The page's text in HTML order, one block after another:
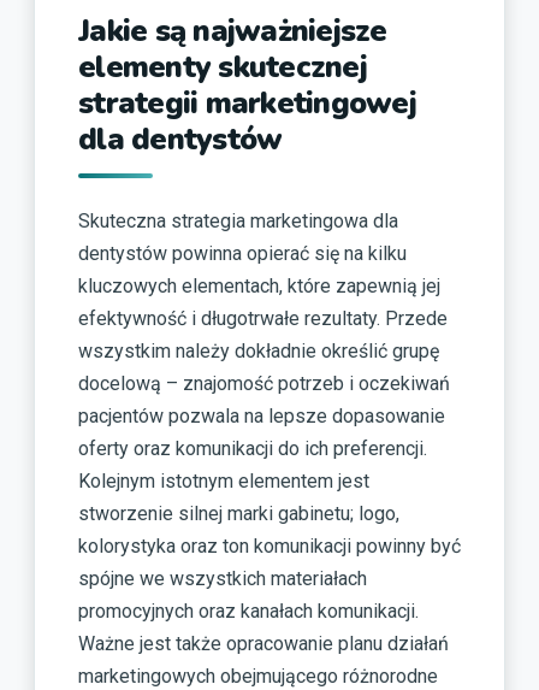
Jakie są najważniejsze
elementy skutecznej
strategii marketingowej
dla dentystów
Skuteczna strategia marketingowa dla
dentystów powinna opierać się na kilku
kluczowych elementach, które zapewnią jej
efektywność i długotrwałe rezultaty. Przede
wszystkim należy dokładnie określić grupę
docelową – znajomość potrzeb i oczekiwań
pacjentów pozwala na lepsze dopasowanie
oferty oraz komunikacji do ich preferencji.
Kolejnym istotnym elementem jest
stworzenie silnej marki gabinetu; logo,
kolorystyka oraz ton komunikacji powinny być
spójne we wszystkich materiałach
promocyjnych oraz kanałach komunikacji.
Ważne jest także opracowanie planu działań
marketingowych obejmującego różnorodne